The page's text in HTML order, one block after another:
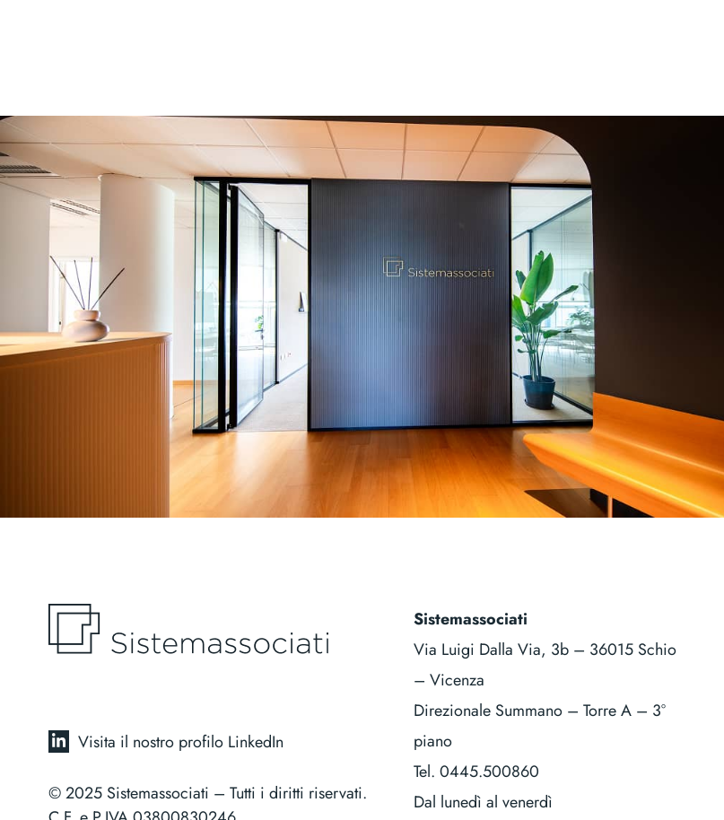
Visita il nostro profilo LinkedIn
© 2025 Sistemassociati – Tutti i diritti riservati.
Sistemassociati
Via Luigi Dalla Via, 3b – 36015 Schio
– Vicenza
Direzionale Summano – Torre A – 3°
piano
Tel. 0445.500860
Dal lunedì al venerdì